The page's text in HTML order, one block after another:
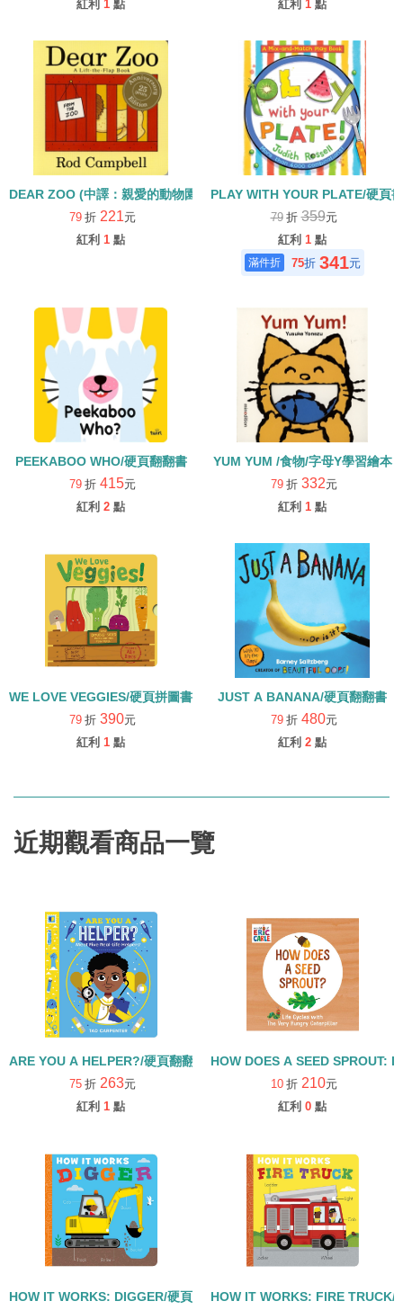
紅利 1 點
紅利 1 點
DEAR ZOO (中譯：親愛的動物園) /硬頁書【82】/字母Z學習繪本
79 折 221元
紅利 1 點
PLAY WITH YOUR PLATE/硬頁
79 折359元
紅利 1 點
75折 341元
PEEKABOO WHO/硬頁翻翻書
79 折 415元
紅利 2 點
YUM YUM /食物/字母Y學習繪本
79 折 332元
紅利 1 點
WE LOVE VEGGIES/硬頁拼圖書
79 折 390元
紅利 1 點
JUST A BANANA/硬頁翻翻書
79 折 480元
紅利 2 點
近期觀看商品一覽
ARE YOU A HELPER?/硬頁翻翻書
75 折 263元
紅利 1 點
HOW DOES A SEED SPROUT:
10 折 210元
紅利 0 點
HOW IT WORKS: DIGGER/硬頁書 HOW IT WORKS: FIRE TRUCK/